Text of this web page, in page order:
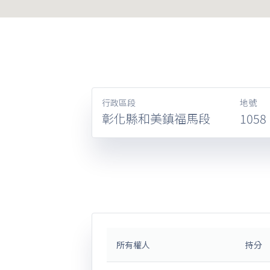
行政區段
彰化縣和美鎮福馬段
地號
1058
所有權人 持分